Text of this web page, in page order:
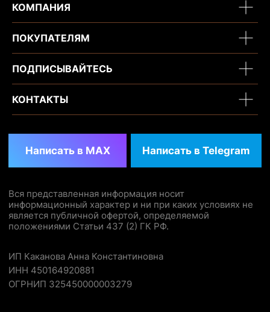
КОМПАНИЯ
ПОКУПАТЕЛЯМ
ПОДПИСЫВАЙТЕСЬ
КОНТАКТЫ